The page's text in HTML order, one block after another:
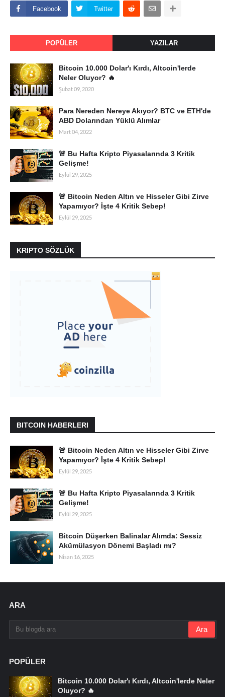
Facebook Twitter
POPÜLER YAZILAR
Bitcoin 10.000 Dolar'ı Kırdı, Altcoin'lerde
Neler Oluyor? 🔥
Şubat 09, 2020
Para Nereden Nereye Akıyor? BTC ve ETH'de
ABD Dolarından Yüklü Alımlar
Mart 04, 2022
🚨 Bu Hafta Kripto Piyasalarında 3 Kritik
Gelişme!
Eylül 29, 2025
🚨 Bitcoin Neden Altın ve Hisseler Gibi Zirve
Yapamıyor? İşte 4 Kritik Sebep!
Eylül 29, 2025
KRIPTO SÖZLÜK
BITCOIN HABERLERI
🚨 Bitcoin Neden Altın ve Hisseler Gibi Zirve
Yapamıyor? İşte 4 Kritik Sebep!
Eylül 29, 2025
🚨 Bu Hafta Kripto Piyasalarında 3 Kritik
Gelişme!
Eylül 29, 2025
Bitcoin Düşerken Balinalar Alımda: Sessiz
Akümülasyon Dönemi Başladı mı?
Nisan 16, 2025
ARA
POPÜLER
Bitcoin 10.000 Dolar'ı Kırdı, Altcoin'lerde Neler
Oluyor? 🔥